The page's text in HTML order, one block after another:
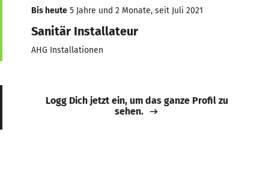
Bis heute 5 Jahre und 2 Monate, seit Juli 2021
Sanitär Installateur
AHG Installationen
Logg Dich jetzt ein, um das ganze Profil zu
sehen.